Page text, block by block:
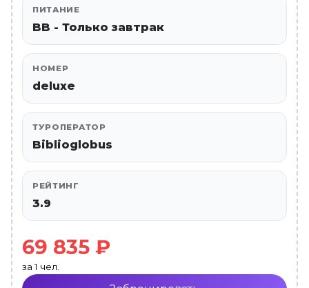
ПИТАНИЕ
BB - Только завтрак
НОМЕР
deluxe
ТУРОПЕРАТОР
Biblioglobus
РЕЙТИНГ
3.9
69 835 ₽
за 1 чел.